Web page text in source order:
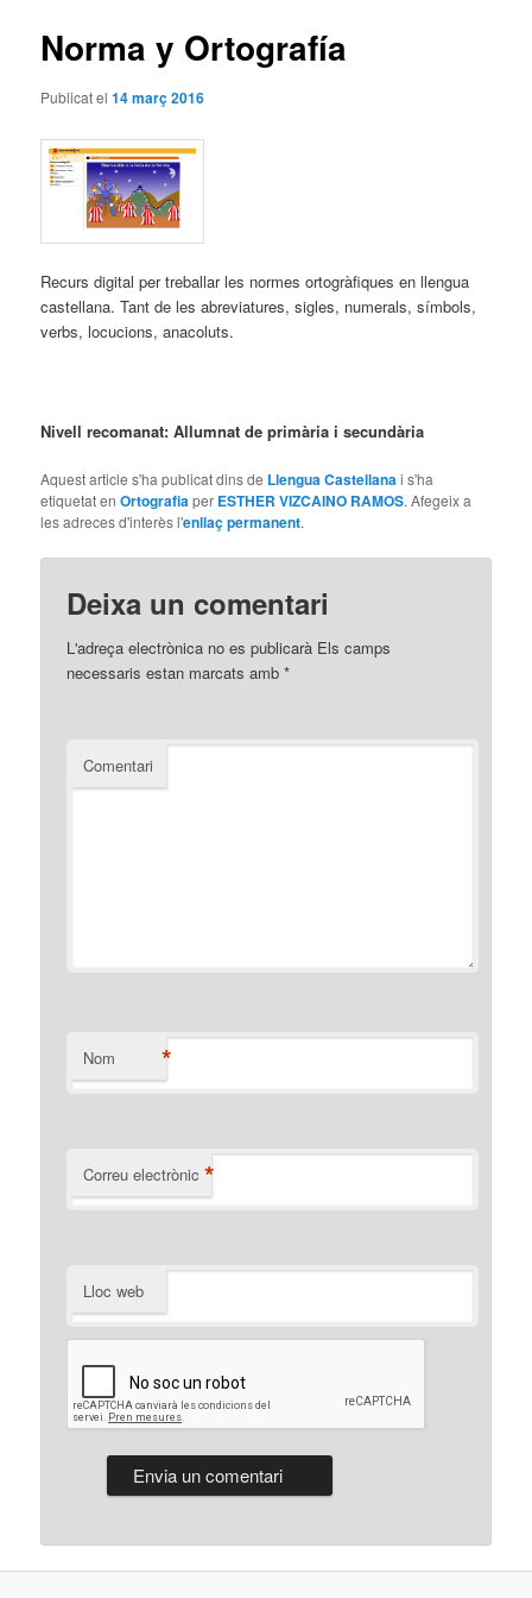
Norma y Ortografía
Publicat el14 març 2016
Recurs digital per treballar les normes ortogràfiques en llengua
castellana. Tant de les abreviatures, sigles, numerals, símbols,
verbs, locucions, anacoluts.
Nivell recomanat: Allumnat de primària i secundària
Aquest article s'ha publicat dins de Llengua Castellanai s'ha
etiquetat enOrtografiaper ESTHER VIZCAINO RAMOS. Afegeix a
les adreces d'interès l'enllaç permanent.
Deixa un comentari
L'adreça electrònica no es publicarà Els camps
necessaris estan marcats amb*
Comentari
Nom *
Correu electrònic *
Lloc web